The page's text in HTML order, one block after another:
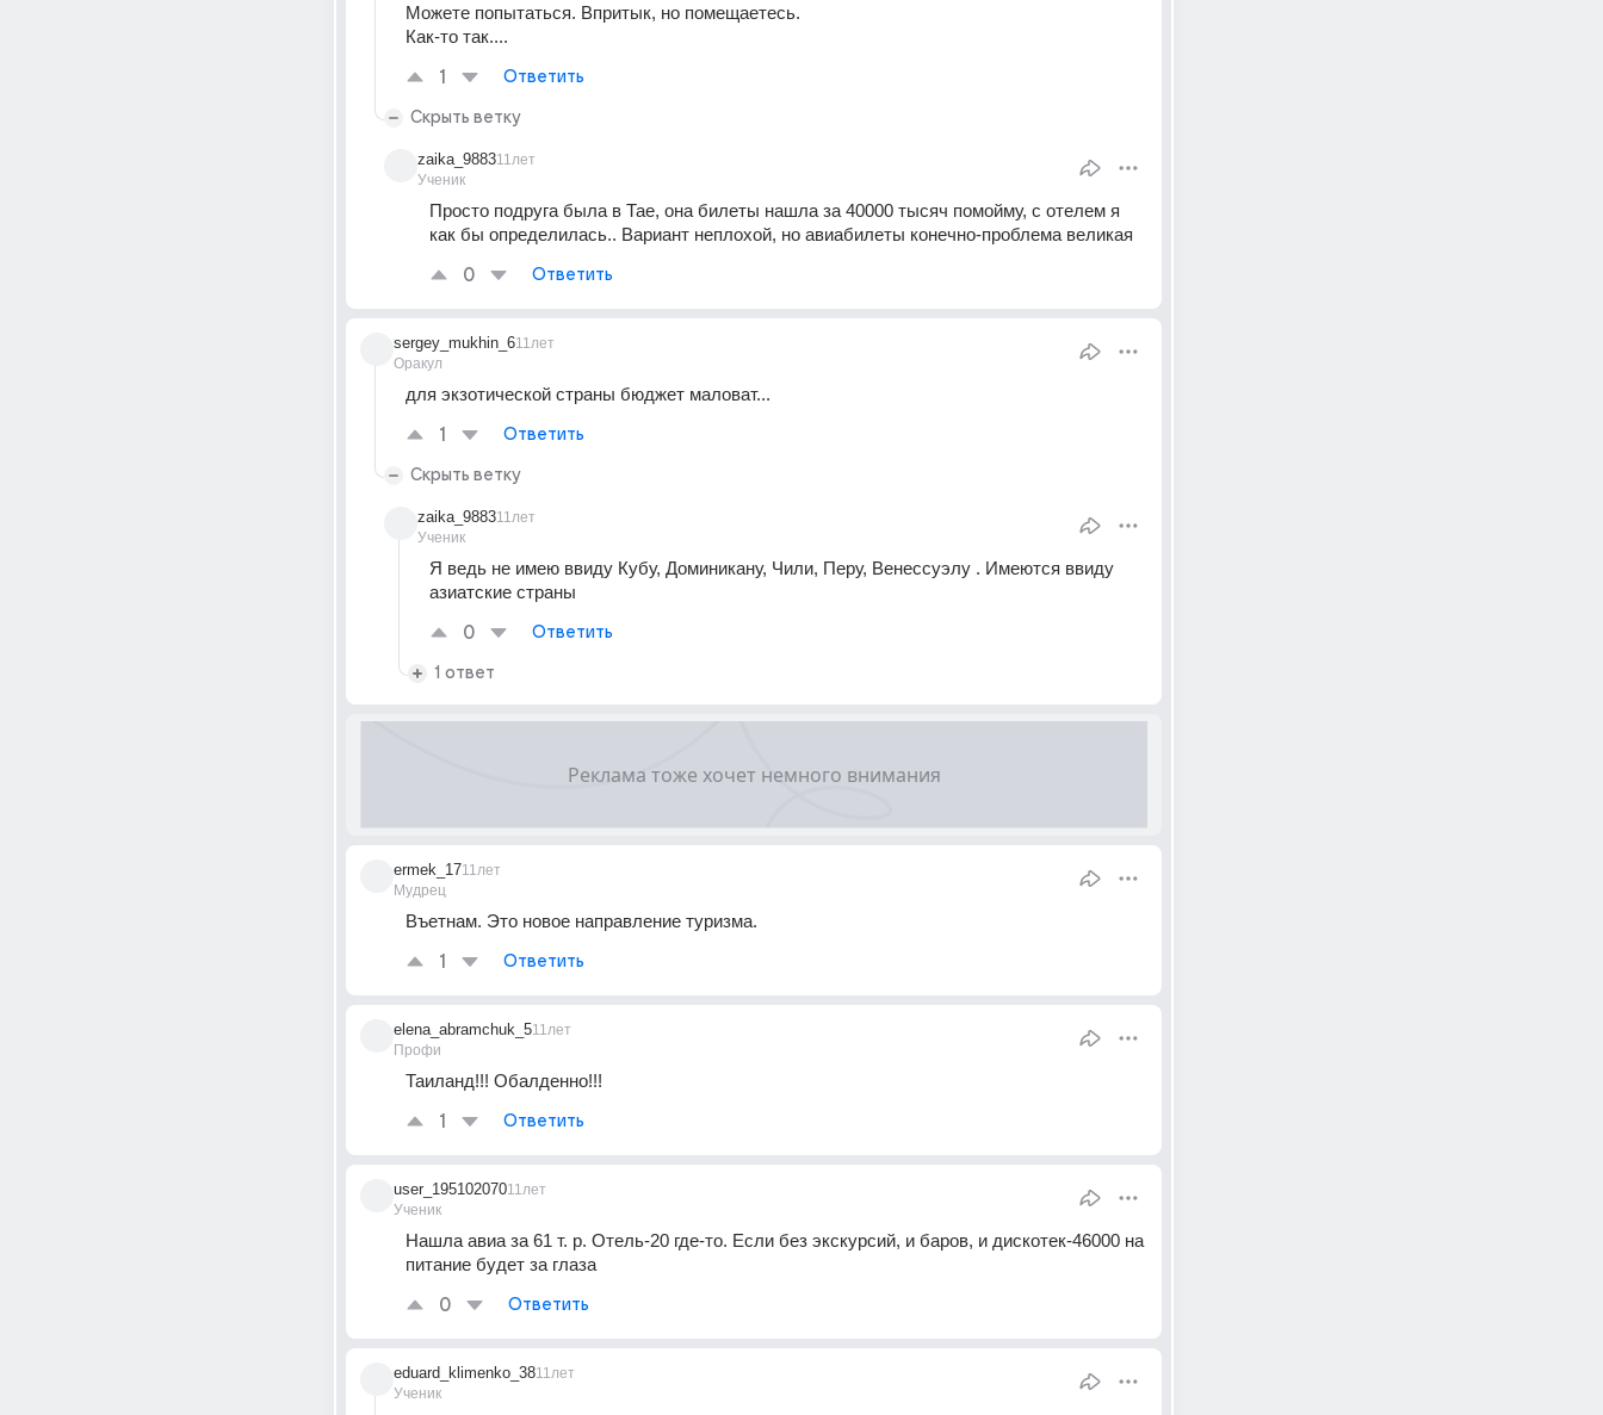
Можете попытаться. Впритык, но помещаетесь.
Как-то так....
1 Ответить
Скрыть ветку
zaika_9883
Ученик
11лет
Просто подруга была в Тае, она билеты нашла за 40000 тысяч помойму, с отелем я
как бы определилась.. Вариант неплохой, но авиабилеты конечно-проблема великая
0 Ответить
sergey_mukhin_6
Оракул
11лет
для экзотической страны бюджет маловат...
1 Ответить
Скрыть ветку
zaika_9883
Ученик
11лет
Я ведь не имею ввиду Кубу, Доминикану, Чили, Перу, Венессуэлу . Имеются ввиду
азиатские страны
0 Ответить
1 ответ
ermek_17
Мудрец
11лет
Въетнам. Это новое направление туризма.
1 Ответить
elena_abramchuk_5
Профи
11лет
Таиланд!!! Обалденно!!!
1 Ответить
user_195102070
Ученик
11лет
Нашла авиа за 61 т. р. Отель-20 где-то. Если без экскурсий, и баров, и дискотек-46000 на
питание будет за глаза
0 Ответить
eduard_klimenko_38
Ученик
11лет